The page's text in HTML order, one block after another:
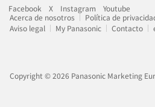
Facebook X Instagram
Youtube
Acerca de nosotros
Política de
Aviso legal
My Panasonic Contacto
Copyright © 2026 Panasonic Marketing